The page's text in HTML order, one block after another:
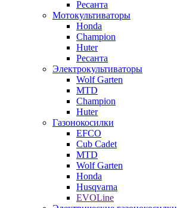
Ресанта
Мотокультиваторы
Honda
Champion
Huter
Ресанта
Электрокультиваторы
Wolf Garten
MTD
Champion
Huter
Газонокосилки
EFCO
Cub Cadet
MTD
Wolf Garten
Honda
Husqvarna
EVOLine